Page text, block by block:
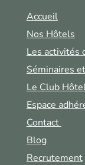
Accueil
Nos Hôtels
Les activités
Séminaires
Le Club
Espace
Contact
Blog
Recrutement